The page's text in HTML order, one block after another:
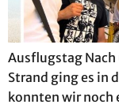
Ausflugstag
Strand ging es in
konnten wir